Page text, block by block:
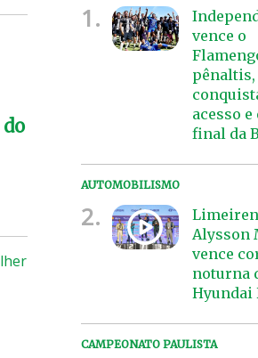
1.
vence o
pênaltis,
acesso e
final da
AUTOMOBILISMO
2.
Alysson
vence
noturna
Hyundai
CAMPEONATO PAULISTA